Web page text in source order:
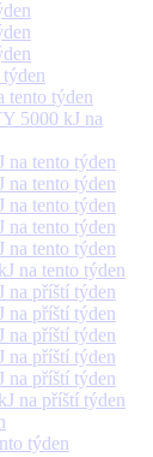
tento týden
5000 kJ na
tento týden
tento týden
tento týden
tento týden
tento týden
na tento týden
příští týden
příští týden
příští týden
příští týden
příští týden
na příští týden
týden